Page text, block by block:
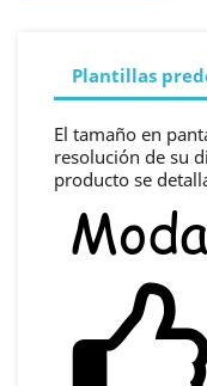
Plantillas
El tamaño en
resolución de su
producto se